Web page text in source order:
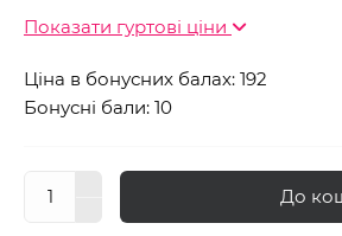
Показати гуртові ціни
Ціна в бонусних балах: 192
Бонусні бали: 10
До